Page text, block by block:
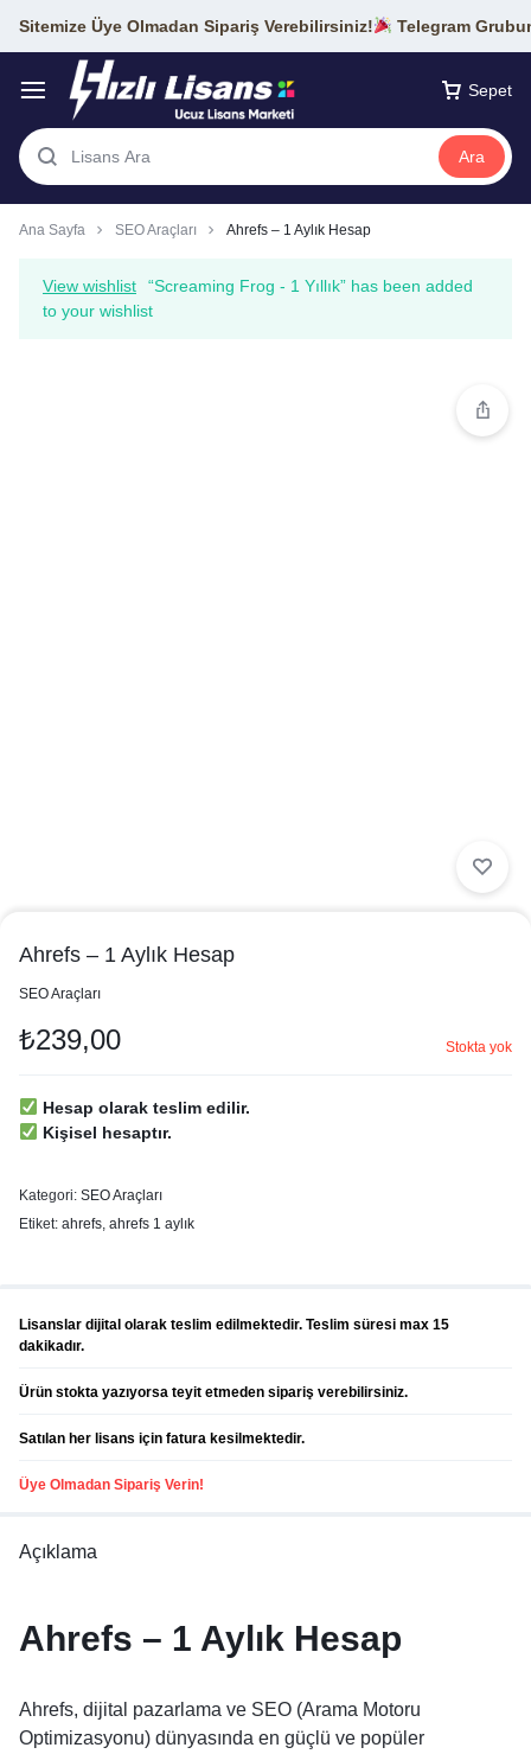
Sitemize Üye Olmadan Sipariş Verebilirsiniz! Telegram
Sepet
Ara
Ana Sayfa SEO Araçları Ahrefs – 1 Aylık Hesap
View wishlist
“Screaming Frog - 1 Yıllık” has been added
to your wishlist
Ahrefs – 1 Aylık Hesap
SEO Araçları
₺239,00 Stokta yok
Hesap olarak teslim edilir.
Kişisel hesaptır.
Kategori: SEO Araçları
Etiket: ahrefs, ahrefs 1 aylık
Lisanslar dijital olarak teslim edilmektedir. Teslim süresi max 15
dakikadır.
Ürün stokta yazıyorsa teyit etmeden sipariş verebilirsiniz.
Satılan her lisans için fatura kesilmektedir.
Üye Olmadan Sipariş Verin!
Açıklama
Ahrefs – 1 Aylık Hesap
Ahrefs, dijital pazarlama ve SEO (Arama Motoru
Optimizasyonu) dünyasında en güçlü ve popüler